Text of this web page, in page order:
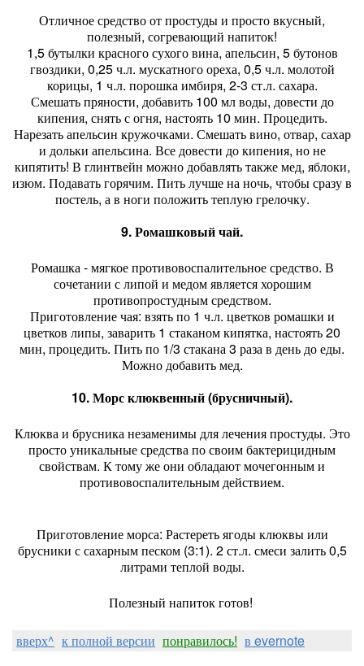
Отличное средство от простуды и просто вкусный,
полезный, согревающий напиток!
1,5 бутылки красного сухого вина, апельсин, 5 бутонов
гвоздики, 0,25 ч.л. мускатного ореха, 0,5 ч.л. молотой
корицы, 1 ч.л. порошка имбиря, 2-3 ст.л. сахара.
Смешать пряности, добавить 100 мл воды, довести до
кипения, снять с огня, настоять 10 мин. Процедить.
Нарезать апельсин кружочками. Смешать вино, отвар, сахар
и дольки апельсина. Все довести до кипения, но не
кипятить! В глинтвейн можно добавлять также мед, яблоки,
изюм. Подавать горячим. Пить лучше на ночь, чтобы сразу в
постель, а в ноги положить теплую грелочку.
9. Ромашковый чай.
Ромашка - мягкое противовоспалительное средство. В
сочетании с липой и медом является хорошим
противопростудным средством.
Приготовление чая: взять по 1 ч.л. цветков ромашки и
цветков липы, заварить 1 стаканом кипятка, настоять 20
мин, процедить. Пить по 1/3 стакана 3 раза в день до еды.
Можно добавить мед.
10. Морс клюквенный (брусничный).
Клюква и брусника незаменимы для лечения простуды. Это
просто уникальные средства по своим бактерицидным
свойствам. К тому же они обладают мочегонным и
противовоспалительным действием.
Приготовление морса: Растереть ягоды клюквы или
брусники с сахарным песком (3:1). 2 ст.л. смеси залить 0,5
литрами теплой воды.
Полезный напиток готов!
вверх^ к полной версии понравилось! в evernote